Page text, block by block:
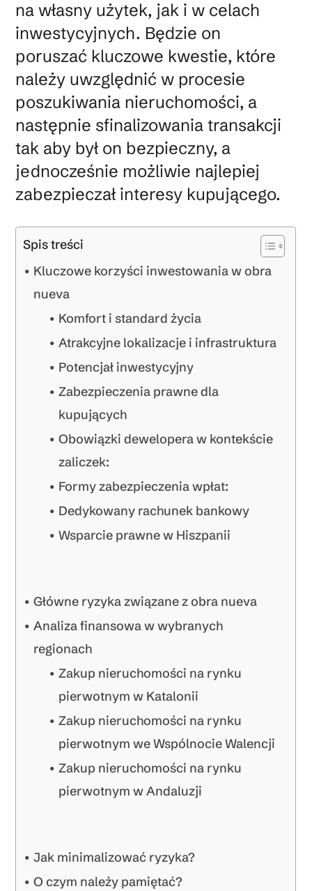
na własny użytek, jak i w celach
inwestycyjnych. Będzie on
poruszać kluczowe kwestie, które
należy uwzględnić w procesie
poszukiwania nieruchomości, a
następnie sfinalizowania transakcji
tak aby był on bezpieczny, a
jednocześnie możliwie najlepiej
zabezpieczał interesy kupującego.
Spis treści
Kluczowe korzyści inwestowania w obra
nueva
Komfort i standard życia
Atrakcyjne lokalizacje i infrastruktura
Potencjał inwestycyjny
Zabezpieczenia prawne dla
kupujących
Obowiązki dewelopera w kontekście
zaliczek:
Formy zabezpieczenia wpłat:
Dedykowany rachunek bankowy
Wsparcie prawne w Hiszpanii
Główne ryzyka związane z obra nueva
Analiza finansowa w wybranych
regionach
Zakup nieruchomości na rynku
pierwotnym w Katalonii
Zakup nieruchomości na rynku
pierwotnym we Wspólnocie Walencji
Zakup nieruchomości na rynku
pierwotnym w Andaluzji
Jak minimalizować ryzyka?
O czym należy pamiętać?